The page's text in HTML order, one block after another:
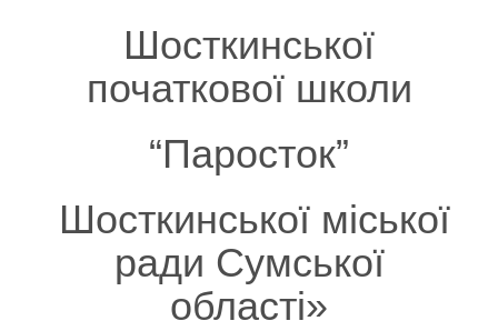
Шосткинської
початкової школи
“Паросток”
Шосткинської міської
ради Сумської
області»